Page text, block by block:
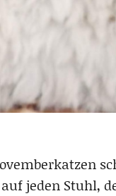
jeden Stuhl,